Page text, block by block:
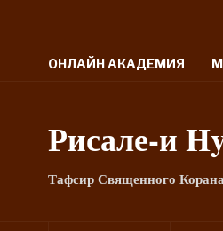
ОНЛАЙН АКАДЕМИЯ
Рисале-и
Тафсир Священного